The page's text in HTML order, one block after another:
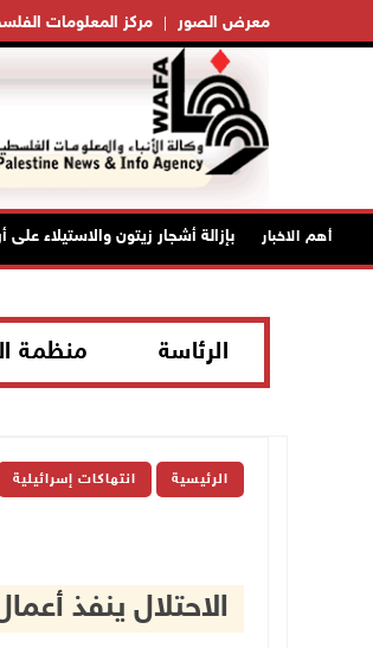
مركز المعلومات معرض الصور
أهم الاخبار
الاحتلال يخطر بإزالة أشجار زيتون والاستيلاء على
الرئاسة منظمة
الرئيسية انتهاكات إسرائيلية
الاحتلال ينفذ